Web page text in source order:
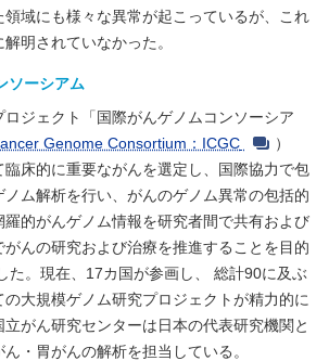
域にも様々な異常が起こっているが、これ
明されていなかった。
ソーシアム
ロジェクト「国際がんゲノムコンソーシア
Genome Consortium：ICGC
）
床的に重要ながんを選定し、国際協力で包
ム解析を行い、がんのゲノム異常の包括的
的がんゲノム情報を研究者間で共有および
んの研究および治療を推進することを目的
た。現在、17カ国が参画し、 総計90に及ぶ
大規模ゲノム研究プロジェクトが精力的に
がん研究センターは日本の代表研究機関と
・胃がんの解析を担当している。